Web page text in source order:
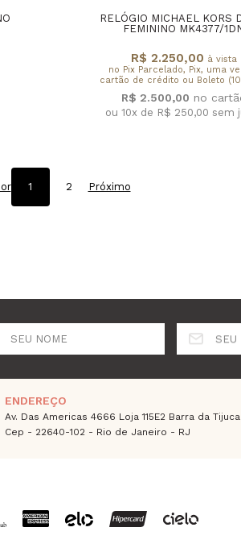
RELÓGIO MICHAEL KORS
FEMININO MK4377/
R$ 2.250,00 à vista
no Pix Parcelado, Pix, uma
cartão de crédito ou Boleto
R$ 2.500,00
ou 10x de R$ 250,00 sem
1 2 Próximo
SEU NOME SEU
ENDEREÇO
Av. Das Americas 4666 Loja 115E2 Barra da
Cep - 22640-102 - Rio de Janeiro - RJ